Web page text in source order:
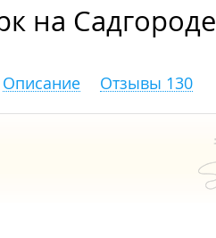
на Садгороде
Описание Отзывы 130